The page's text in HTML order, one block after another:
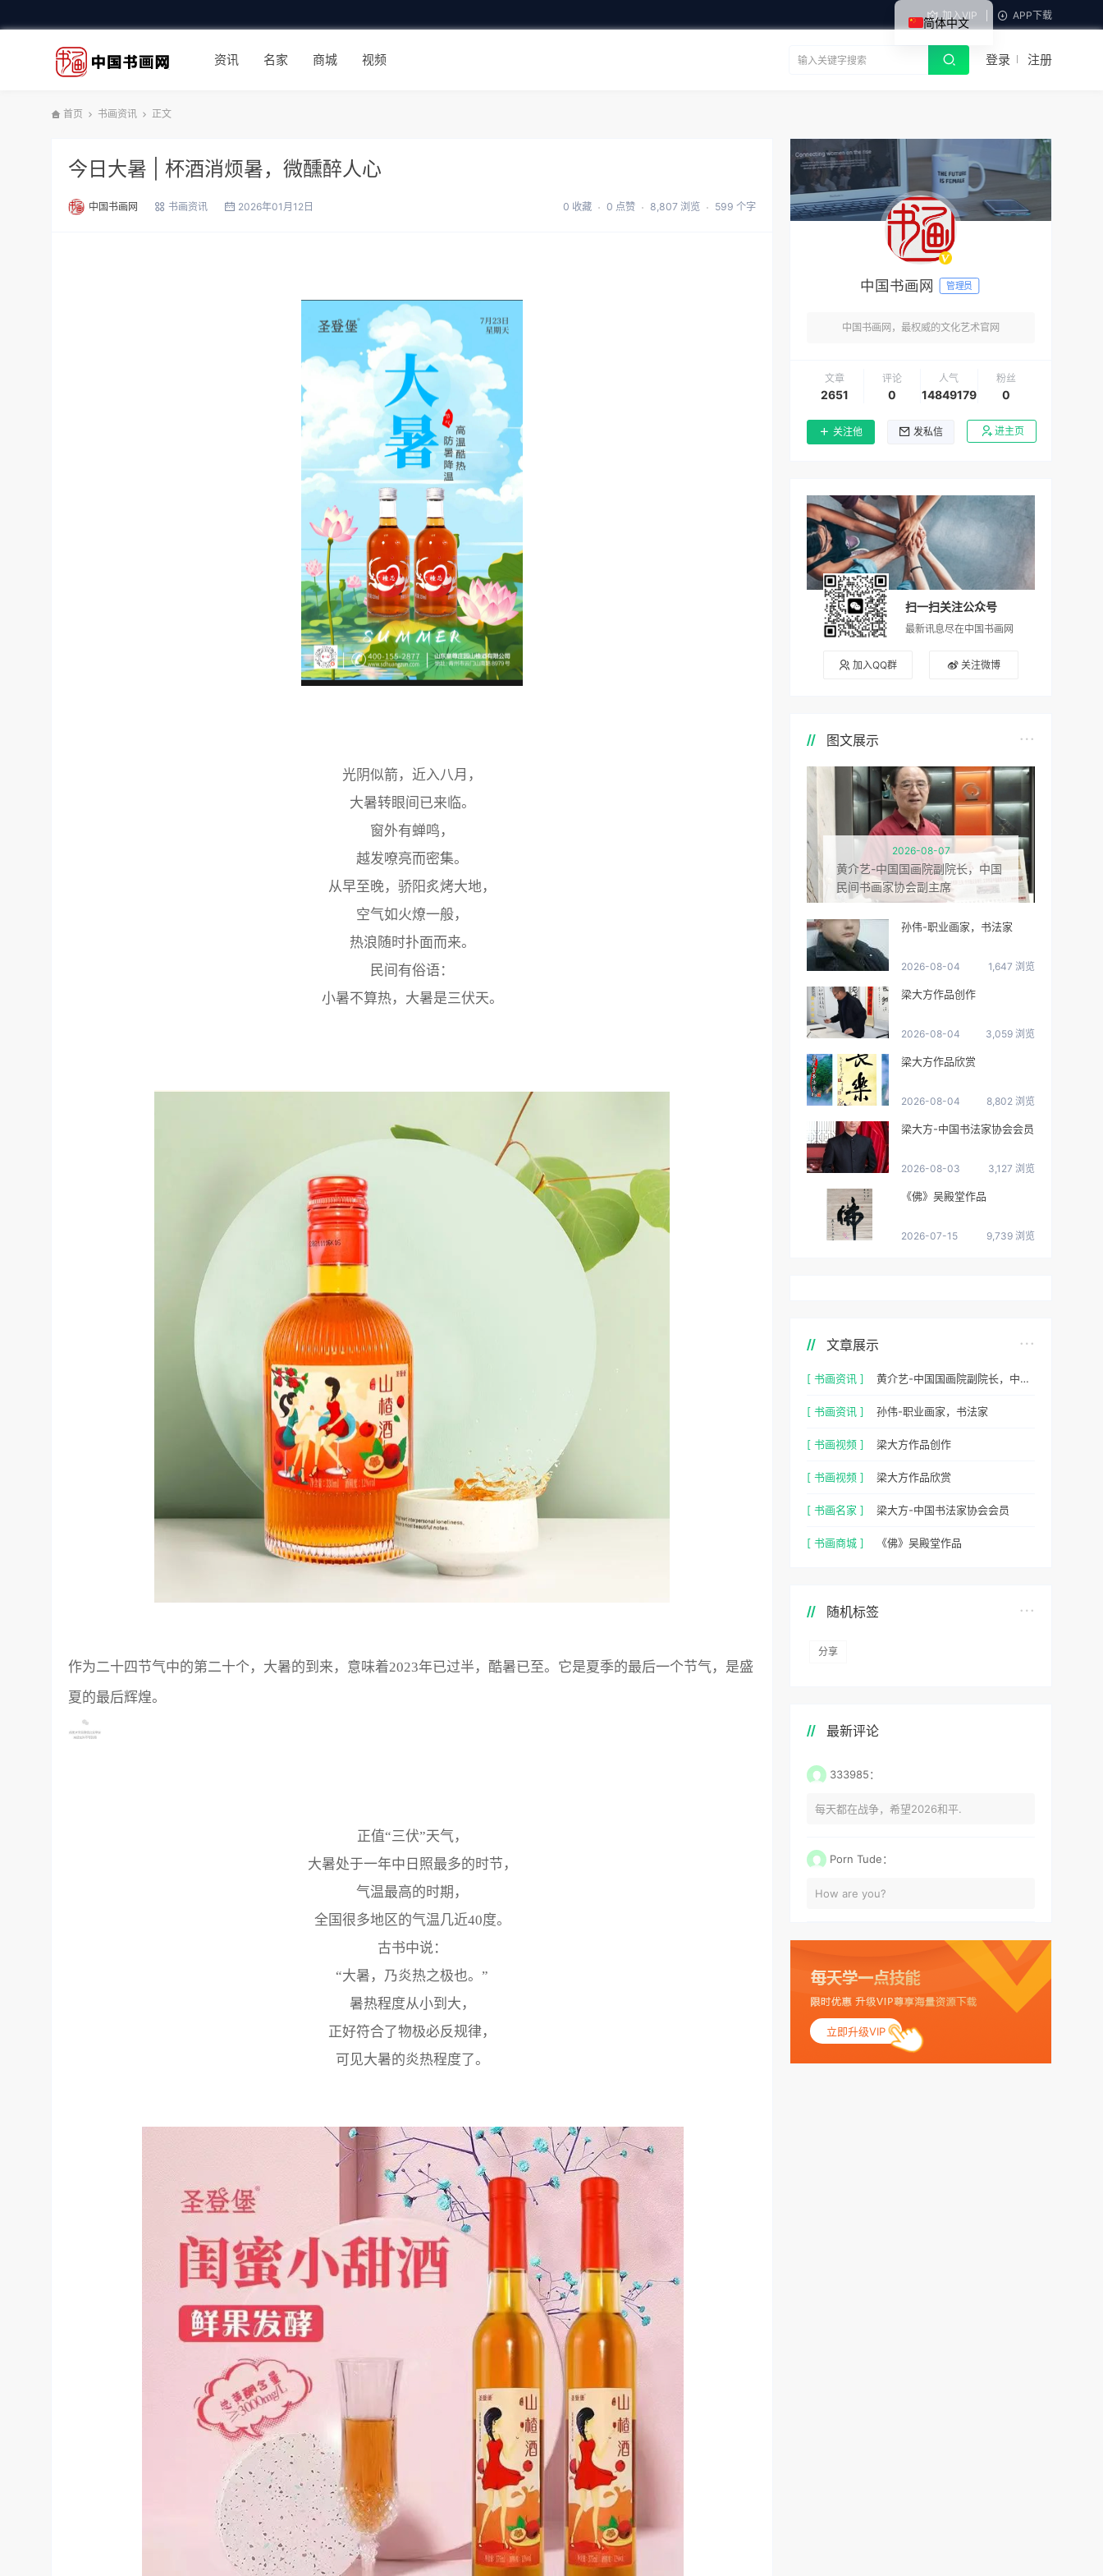
加入VIP APP下载
资讯 名家 商城 视频 登录 注册
首页 书画资讯 正文
今日大暑 | 杯酒消烦暑，微醺醉人心
中国书画网 书画资讯 2026年01月12日 0 收藏 0 点赞 8,807 浏览 599 个字
光阴似箭，近入八月，
大暑转眼间已来临。
窗外有蝉鸣，
越发嘹亮而密集。
从早至晚，骄阳炙烤大地，
空气如火燎一般，
热浪随时扑面而来。
民间有俗语：
小暑不算热，大暑是三伏天。
作为二十四节气中的第二十个，大暑的到来，意味着2023年已过半，酷暑已至。它是夏季的最后一个节气，是盛
夏的最后辉煌。
正值“三伏”天气，
大暑处于一年中日照最多的时节，
气温最高的时期，
全国很多地区的气温几近40度。
古书中说：
“大暑，乃炎热之极也。”
暑热程度从小到大，
正好符合了物极必反规律，
可见大暑的炎热程度了。
中国书画网 管理员
中国书画网，最权威的文化艺术官网
文章
2651
评论
0
人气
14849179
粉丝
0
关注他 发私信 进主页
扫一扫关注公众号
最新讯息尽在中国书画网
加入QQ群 关注微博
图文展示
2026-08-07
黄介艺-中国国画院副院长，中国
民间书画家协会副主席
孙伟-职业画家，书法家
2026-08-04 1,647 浏览
梁大方作品创作
2026-08-04 3,059 浏览
梁大方作品欣赏
2026-08-04 8,802 浏览
梁大方-中国书法家协会会员
2026-08-03 3,127 浏览
《佛》吴殿堂作品
2026-07-15 9,739 浏览
文章展示
[ 书画资讯 ] 黄介艺-中国国画院副院长，中国民间书画家协会副主席
[ 书画资讯 ] 孙伟-职业画家，书法家
[ 书画视频 ] 梁大方作品创作
[ 书画视频 ] 梁大方作品欣赏
[ 书画名家 ] 梁大方-中国书法家协会会员
[ 书画商城 ] 《佛》吴殿堂作品
随机标签
分享
最新评论
333985：
每天都在战争，希望2026和平.
Porn Tude：
How are you?
立即升级VIP
简体中文